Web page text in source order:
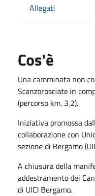
Allegati
Cos'è
Una camminata non
Scanzorosciate in
(percorso km. 3,2).
Iniziativa promossa
collaborazione con
sezione di Bergamo
A chiusura della
addestramento dei
di UICI Bergamo.